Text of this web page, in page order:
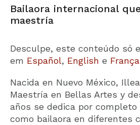
Bailaora internacional
maestría
Desculpe, este conteúdo só
em Español, English e
Nacida en Nuevo México,
Maestría en Bellas Artes y
años se dedica por completo
como bailaora en diferentes